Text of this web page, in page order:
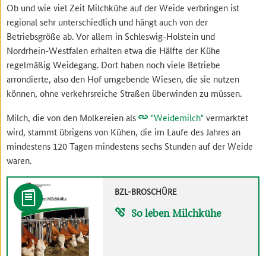
Ob und wie viel Zeit Milchkühe auf der Weide verbringen ist
regional sehr unterschiedlich und hängt auch von der
Betriebsgröße ab. Vor allem in Schleswig-Holstein und
Nordrhein-Westfalen erhalten etwa die Hälfte der Kühe
regelmäßig Weidegang. Dort haben noch viele Betriebe
arrondierte, also den Hof umgebende Wiesen, die sie nutzen
können, ohne verkehrsreiche Straßen überwinden zu müssen.
Milch, die von den Molkereien als
"Weidemilch"vermarktet
wird, stammt übrigens von Kühen, die im Laufe des Jahres an
mindestens 120 Tagen mindestens sechs Stunden auf der Weide
waren.
BZL-BROSCHÜRE
So leben Milchkühe